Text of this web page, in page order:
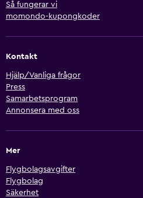
Så fungerar vi
momondo-kupongkoder
Kontakt
Hjälp/Vanliga frågor
Press
Samarbetsprogram
Annonsera med oss
Mer
Flygbolagsavgifter
Flygbolag
Säkerhet